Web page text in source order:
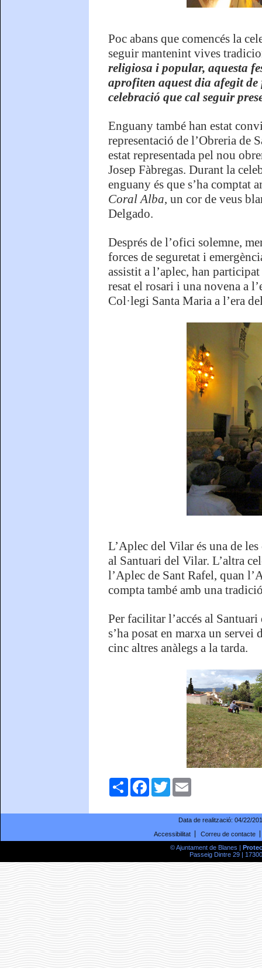
Poc abans que comencés la
seguir mantenint vives
religiosa i popular, aquesta
aprofiten aquest dia afegit
celebració que cal seguir
Enguany també han estat
representació de l’Obreria de
estat representada pel nou
Josep Fàbregas. Durant la
enguany és que s’ha comptat
Coral Alba, un cor de veus
Delgado.
Després de l’ofici solemne,
forces de seguretat i
assistit a l’aplec, han
resat el rosari i una novena a
Col·legi Santa Maria a l’era
L’Aplec del Vilar és una de les
al Santuari del Vilar. L’altra
l’Aplec de Sant Rafel, quan
compta també amb una
Per facilitar l’accés al
s’ha posat en marxa un servei
cinc altres anàlegs a la tarda.
ComparteixFacebookTwitter
Data de realització: 04/22/
Accessibilitat
Correu de contacte
© Ajuntament de Blanes |
Passeig Dintre 29 |